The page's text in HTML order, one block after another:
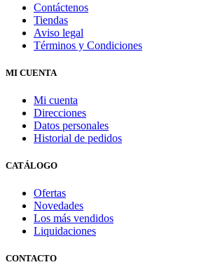
Contáctenos
Tiendas
Aviso legal
Términos y Condiciones
MI CUENTA
Mi cuenta
Direcciones
Datos personales
Historial de pedidos
CATÁLOGO
Ofertas
Novedades
Los más vendidos
Liquidaciones
CONTACTO